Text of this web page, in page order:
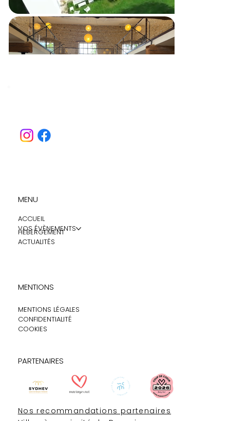
MENU
ACCUEIL
VOS ÉVÈNEMENTS
HÉBERGEMENT
ACTUALITÉS
PARTENAIRES
Nos recommandations partenaires
MENTIONS
MENTIONS LÉGALES
CONFIDENTIALITÉ
COOKIES